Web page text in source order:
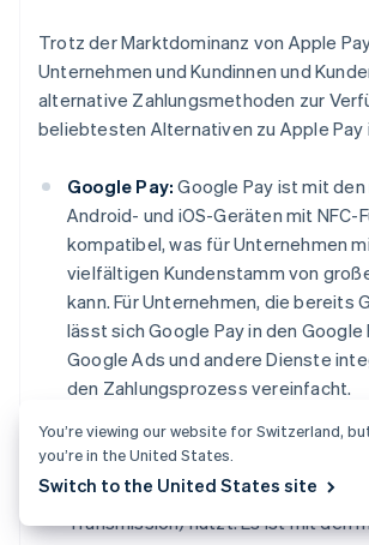
Trotz der Marktdominanz von Apple
Unternehmen und Kundinnen und
alternative Zahlungsmethoden zur
beliebtesten Alternativen zu Apple Pay
Google Pay: Google Pay ist mit
Android- und iOS-Geräten mit NFC-
kompatibel, was für Unternehmen
vielfältigen Kundenstamm von
kann. Für Unternehmen, die bereits
lässt sich Google Pay in den Google
Google Ads und andere Dienste
den Zahlungsprozess vereinfacht.
Samsung Pay:Samsung Pay
robustes Sicherheitssystem, das
die proprietäre MST-Technologie
Transmission) nutzt. Es ist mit den
You’re viewing our website for Switzerland,
you’re in the United States.
Switch to the United States site